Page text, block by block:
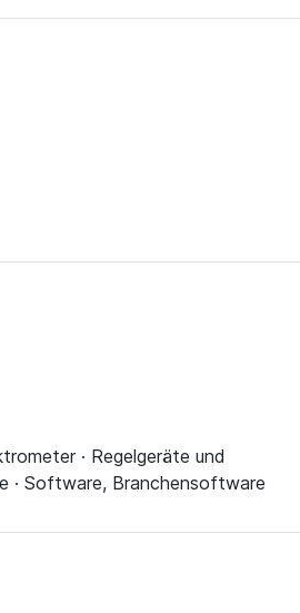
· Regelgeräte und
· Software, Branchensoftware